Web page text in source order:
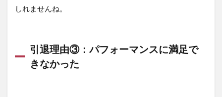
しれませんね。
引退理由③：パフォーマンスに満足で
きなかった